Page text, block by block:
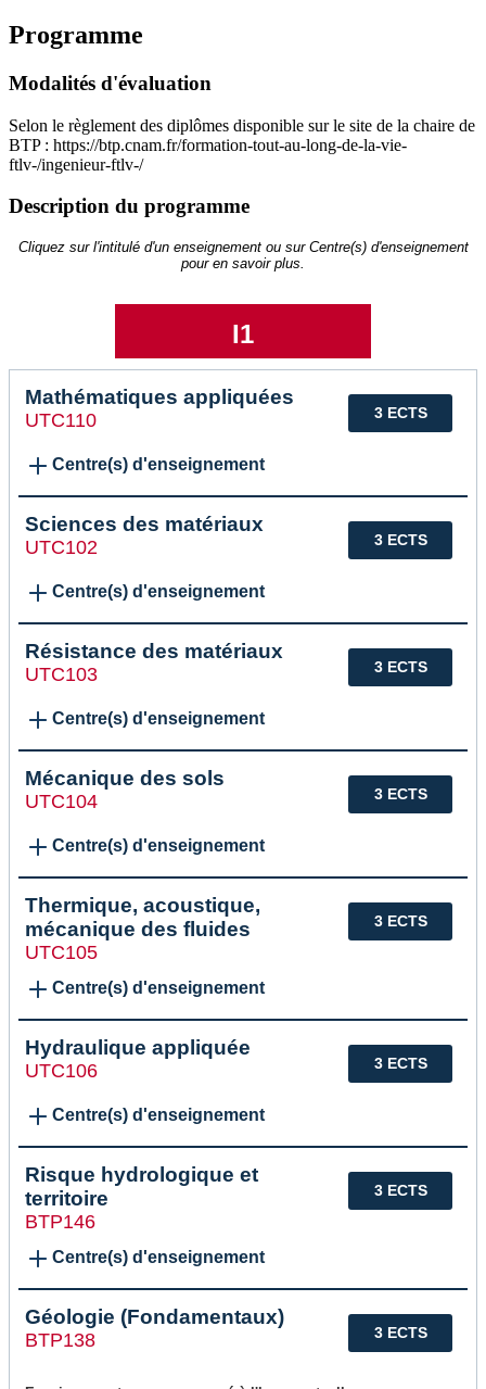
Programme
Modalités d'évaluation
Selon le règlement des diplômes disponible sur le site de la chaire de
BTP : https://btp.cnam.fr/formation-tout-au-long-de-la-vie-
ftlv-/ingenieur-ftlv-/
Description du programme
Cliquez sur l'intitulé d'un enseignement ou sur Centre(s) d'enseignement
pour en savoir plus.
I1
3 ECTS
Mathématiques appliquées
UTC110
Centre(s) d'enseignement
3 ECTS
Sciences des matériaux
UTC102
Centre(s) d'enseignement
3 ECTS
Résistance des matériaux
UTC103
Centre(s) d'enseignement
3 ECTS
Mécanique des sols
UTC104
Centre(s) d'enseignement
3 ECTS
Thermique, acoustique,
mécanique des fluides
UTC105
Centre(s) d'enseignement
3 ECTS
Hydraulique appliquée
UTC106
Centre(s) d'enseignement
3 ECTS
Risque hydrologique et
territoire
BTP146
Centre(s) d'enseignement
3 ECTS
Géologie (Fondamentaux)
BTP138